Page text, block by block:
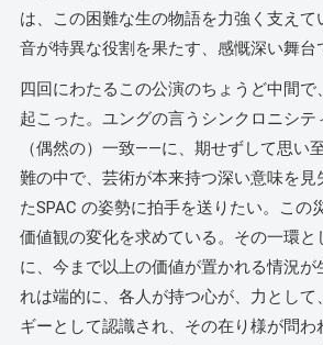
は、この困難な生の物語を力強く支えて
音が特異な役割を果たす、感慨深い舞台
四回にわたるこの公演のちょうど中間
起こった。ユングの言うシンクロニシ
（偶然の）一致——に、期せずして思い
難の中で、芸術が本来持つ深い意味を見
たSPAC の姿勢に拍手を送りたい。この
価値観の変化を求めている。その一環と
に、今まで以上の価値が置かれる情況が
れは端的に、各人が持つ心が、力として
ギーとして認識され、その在り様が問わ